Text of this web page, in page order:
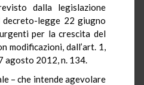
dalla legislazione
decreto-legge 22 giugno
per la crescita del
modificazioni, dall’art. 1,
agosto 2012, n. 134.
– che intende agevolare